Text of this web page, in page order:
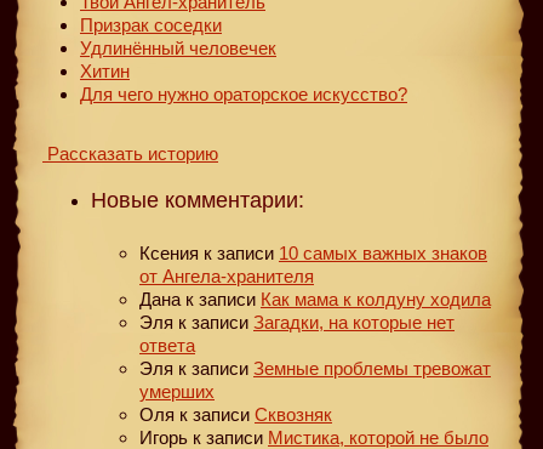
Призрак соседки
Удлинённый человечек
Хитин
Для чего нужно ораторское искусство?
Рассказать историю
Новые комментарии:
Ксения к записи 10 самых важных знаков
от Ангела-хранителя
Дана к записи Как мама к колдуну ходила
Эля к записи Загадки, на которые нет
ответа
Эля к записи Земные проблемы тревожат
умерших
Оля к записи Сквозняк
Игорь к записи Мистика, которой не было